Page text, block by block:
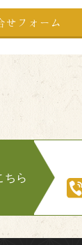
せフォーム
ちら